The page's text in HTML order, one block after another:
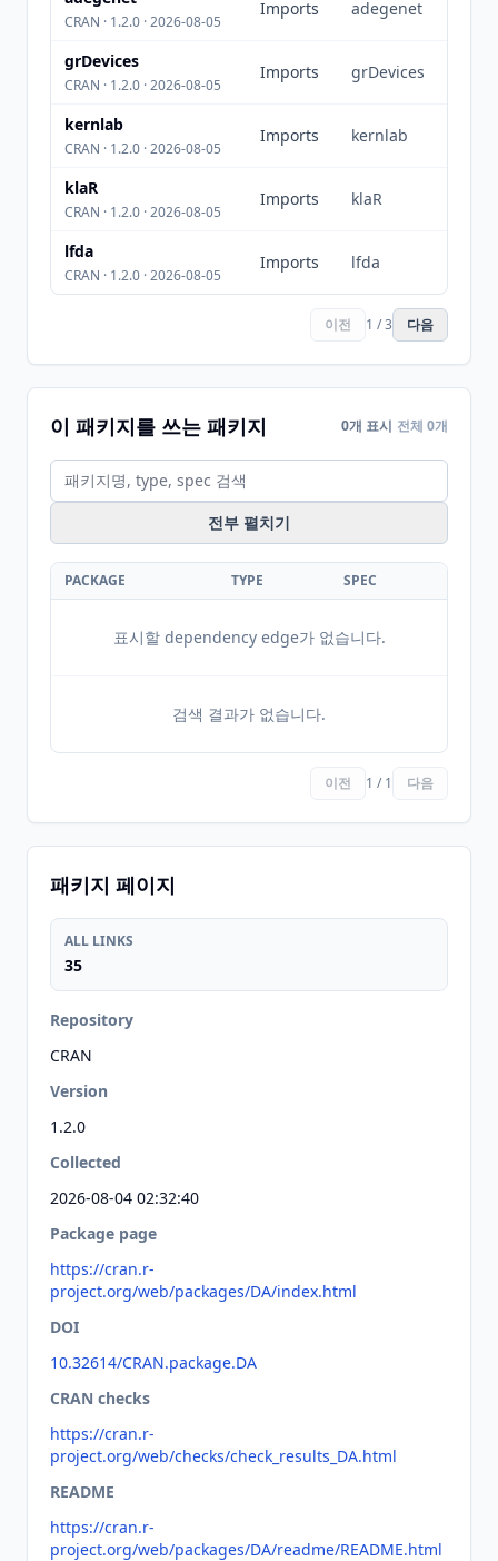
CRAN · 1.2.0 · 2026-08-05
Imports adegenet
grDevices
CRAN · 1.2.0 · 2026-08-05
Imports grDevices
kernlab
CRAN · 1.2.0 · 2026-08-05
Imports kernlab
klaR
CRAN · 1.2.0 · 2026-08-05
Imports klaR
lfda
CRAN · 1.2.0 · 2026-08-05
Imports lfda
이전 1 / 3 다음
이 패키지를 쓰는 패키지 0개 표시 전체 0개
전부 펼치기
PACKAGE TYPE SPEC
표시할 dependency edge가 없습니다.
검색 결과가 없습니다.
이전 1 / 1 다음
패키지 페이지
ALL LINKS
35
Repository
CRAN
Version
1.2.0
Collected
2026-08-04 02:32:40
Package page
https://cran.r-
project.org/web/packages/DA/index.html
DOI
10.32614/CRAN.package.DA
CRAN checks
https://cran.r-
project.org/web/checks/check_results_DA.html
README
https://cran.r-
project.org/web/packages/DA/readme/README.html